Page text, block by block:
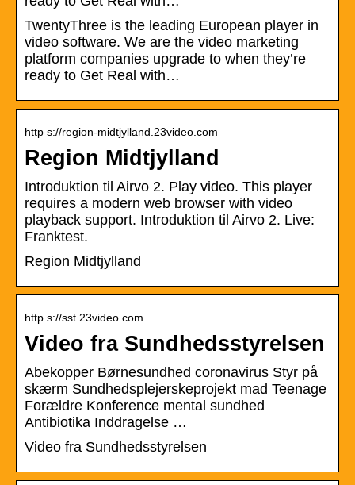
TwentyThree is the leading European player in
video software. We are the video marketing
platform companies upgrade to when they’re
ready to Get Real with…
http s://region-midtjylland.23video.com
Region Midtjylland
Introduktion til Airvo 2. Play video. This player
requires a modern web browser with video
playback support. Introduktion til Airvo 2. Live:
Franktest.
Region Midtjylland
http s://sst.23video.com
Video fra Sundhedsstyrelsen
Abekopper Børnesundhed coronavirus Styr på
skærm Sundhedsplejerskeprojekt mad Teenage
Forældre Konference mental sundhed
Antibiotika Inddragelse …
Video fra Sundhedsstyrelsen